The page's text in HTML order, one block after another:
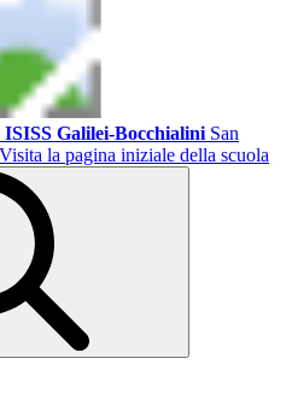
ISISS Galilei-Bocchialini San
la pagina iniziale della scuola